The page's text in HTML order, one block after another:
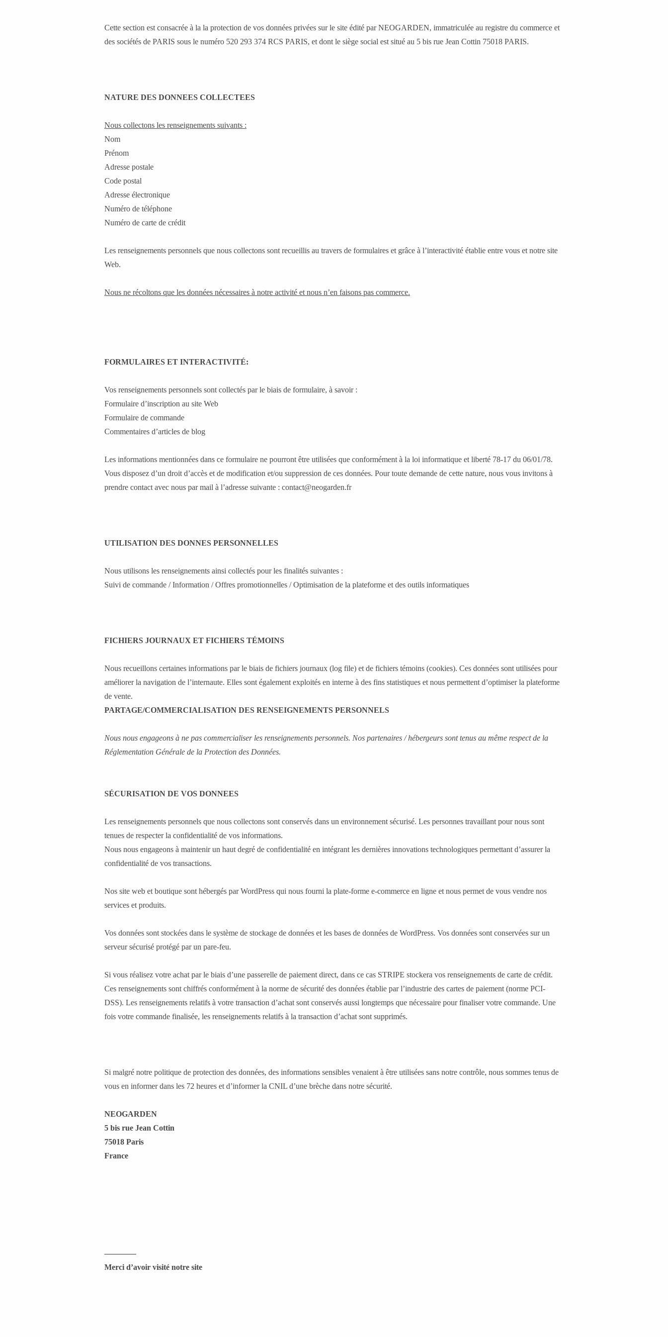
NOS TARIFS
BOUTIQUE
A PROPOS
BLOG
Cette section est consacrée à la la protection de vos données privées sur le site édité par NEOGARDEN, immatriculée au registre du commerce et
des sociétés de PARIS sous le numéro 520 293 374 RCS PARIS, et dont le siège social est situé au 5 bis rue Jean Cottin 75018 PARIS.
NATURE DES DONNEES COLLECTEES
Nous collectons les renseignements suivants :
Nom
Prénom
Adresse postale
Code postal
Adresse électronique
Numéro de téléphone
Numéro de carte de crédit
Les renseignements personnels que nous collectons sont recueillis au travers de formulaires et grâce à l’interactivité établie entre vous et notre site
Web.
Nous ne récoltons que les données nécessaires à notre activité et nous n’en faisons pas commerce.
FORMULAIRES ET INTERACTIVITÉ:
Vos renseignements personnels sont collectés par le biais de formulaire, à savoir :
Formulaire d’inscription au site Web
Formulaire de commande
Commentaires d’articles de blog
Les informations mentionnées dans ce formulaire ne pourront être utilisées que conformément à la loi informatique et liberté 78-17 du 06/01/78.
Vous disposez d’un droit d’accès et de modification et/ou suppression de ces données. Pour toute demande de cette nature, nous vous invitons à
prendre contact avec nous par mail à l’adresse suivante : contact@neogarden.fr
UTILISATION DES DONNES PERSONNELLES
Nous utilisons les renseignements ainsi collectés pour les finalités suivantes :
Suivi de commande / Information / Offres promotionnelles / Optimisation de la plateforme et des outils informatiques
FICHIERS JOURNAUX ET FICHIERS TÉMOINS
Nous recueillons certaines informations par le biais de fichiers journaux (log file) et de fichiers témoins (cookies). Ces données sont utilisées pour
améliorer la navigation de l’internaute. Elles sont également exploités en interne à des fins statistiques et nous permettent d’optimiser la plateforme
de vente.
PARTAGE/COMMERCIALISATION DES RENSEIGNEMENTS PERSONNELS
Nous nous engageons à ne pas commercialiser les renseignements personnels. Nos partenaires / hébergeurs sont tenus au même respect de la
Réglementation Générale de la Protection des Données.
SÉCURISATION DE VOS DONNEES
Les renseignements personnels que nous collectons sont conservés dans un environnement sécurisé. Les personnes travaillant pour nous sont
tenues de respecter la confidentialité de vos informations.
Nous nous engageons à maintenir un haut degré de confidentialité en intégrant les dernières innovations technologiques permettant d’assurer la
confidentialité de vos transactions.
Nos site web et boutique sont hébergés par WordPress qui nous fourni la plate-forme e-commerce en ligne et nous permet de vous vendre nos
services et produits.
Vos données sont stockées dans le système de stockage de données et les bases de données de WordPress. Vos données sont conservées sur un
serveur sécurisé protégé par un pare-feu.
Si vous réalisez votre achat par le biais d’une passerelle de paiement direct, dans ce cas STRIPE stockera vos renseignements de carte de crédit.
Ces renseignements sont chiffrés conformément à la norme de sécurité des données établie par l’industrie des cartes de paiement (norme PCI-
DSS). Les renseignements relatifs à votre transaction d’achat sont conservés aussi longtemps que nécessaire pour finaliser votre commande. Une
fois votre commande finalisée, les renseignements relatifs à la transaction d’achat sont supprimés.
Si malgré notre politique de protection des données, des informations sensibles venaient à être utilisées sans notre contrôle, nous sommes tenus de
vous en informer dans les 72 heures et d’informer la CNIL d’une brèche dans notre sécurité.
NEOGARDEN
5 bis rue Jean Cottin
75018 Paris
France
————
Merci d’avoir visité notre site